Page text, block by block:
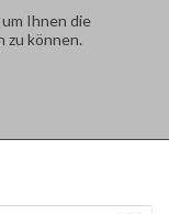
Ihnen die
zu können.